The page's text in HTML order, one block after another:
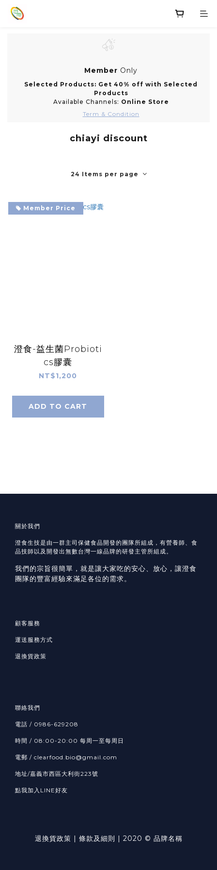
Member Only
Selected Products: Get 40% off with Selected
Products
Available Channels: Online Store
Term & Condition
chiayi discount
24 Items per page
Member Price
澄食-益生菌Probioti
cs膠囊
NT$1,200
ADD TO CART
關於我們
澄食生技是由一群主司保健食品開發的團隊所組成，有營養師、食
品技師以及開發出無數台灣一線品牌的研發主管所組成。
我們的宗旨很簡單，就是讓大家吃的安心、放心，讓澄食
團隊的豐富經驗來滿足各位的需求。
顧客服務
運送服務方式
退換貨政策
聯絡我們
電話 / 0986-629208
時間 / 08:00-20:00 每周一至每周日
電郵 / clearfood.bio@gmail.com
地址/嘉義市西區大利街223號
點我加入LINE好友
退換貨政策 | 條款及細則 | 2020 © 品牌名稱